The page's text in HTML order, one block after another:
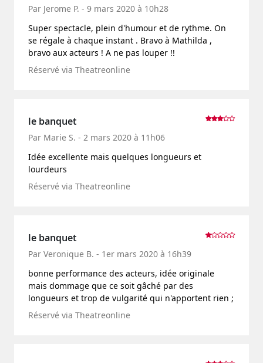
Par Jerome P. - 9 mars 2020 à 10h28
Super spectacle, plein d'humour et de rythme. On
se régale à chaque instant . Bravo à Mathilda ,
bravo aux acteurs ! A ne pas louper !!
Réservé via Theatreonline
le banquet
Par Marie S. - 2 mars 2020 à 11h06
Idée excellente mais quelques longueurs et
lourdeurs
Réservé via Theatreonline
le banquet
Par Veronique B. - 1er mars 2020 à 16h39
bonne performance des acteurs, idée originale
mais dommage que ce soit gâché par des
longueurs et trop de vulgarité qui n'apportent rien ;
Réservé via Theatreonline